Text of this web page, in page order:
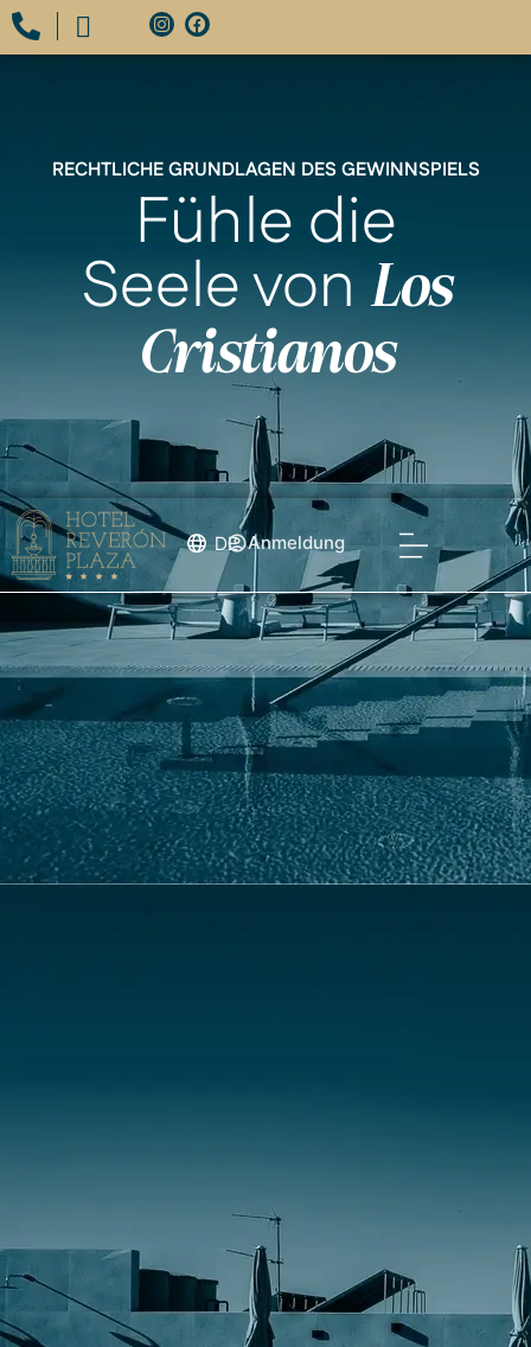
DE Anmeldung
RECHTLICHE GRUNDLAGEN DES GEWINNSPIELS
Fühle die
Seele vonLos
Cristianos